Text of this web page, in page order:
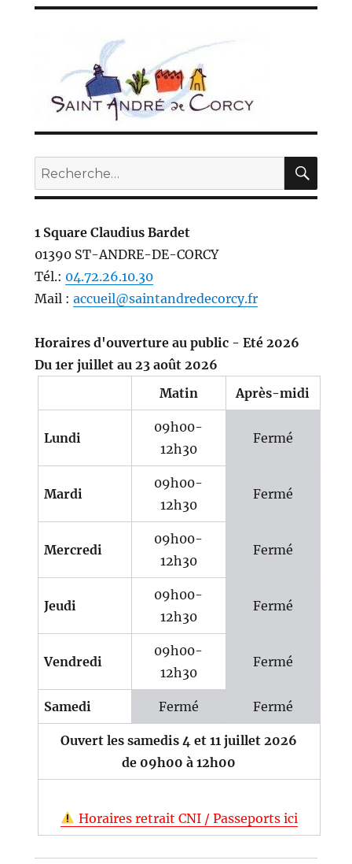
Recherche
pour :
1 Square Claudius Bardet
01390 ST-ANDRE-DE-CORCY
Tél.: 04.72.26.10.30
Mail : accueil@saintandredecorcy.fr
Horaires d'ouverture au public - Eté 2026
Du 1er juillet au 23 août 2026
Matin
Après-midi
Lundi
09h00-
12h30
Fermé
Mardi
09h00-
12h30
Fermé
Mercredi
09h00-
12h30
Fermé
Jeudi
09h00-
12h30
Fermé
Vendredi
09h00-
12h30
Fermé
Samedi Fermé Fermé
Ouvert les samedis 4 et 11 juillet 2026
de 09h00 à 12h00
Horaires retrait CNI / Passeports ici